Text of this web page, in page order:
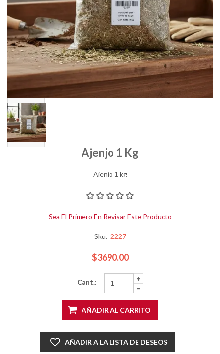
Ajenjo 1 Kg
Ajenjo 1 kg
Sea El Primero En Revisar Este Producto
Sku: 2227
$3690.00
Cant.:
AÑADIR AL CARRITO
AÑADIR A LA LISTA DE DESEOS